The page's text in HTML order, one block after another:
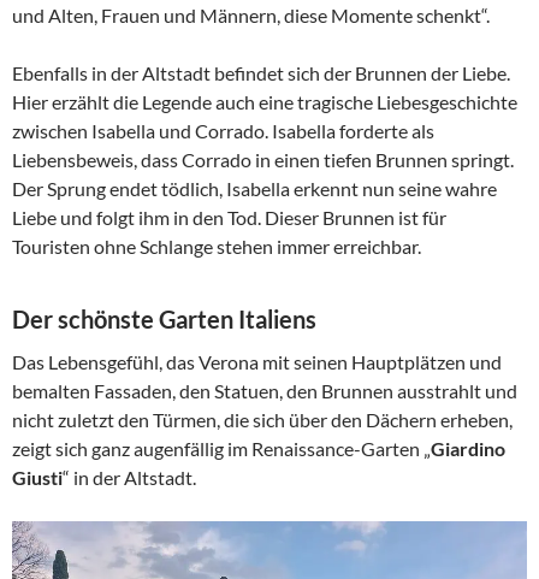
und Alten, Frauen und Männern, diese Momente schenkt“.
Ebenfalls in der Altstadt befindet sich der Brunnen der Liebe.
Hier erzählt die Legende auch eine tragische Liebesgeschichte
zwischen Isabella und Corrado. Isabella forderte als
Liebensbeweis, dass Corrado in einen tiefen Brunnen springt.
Der Sprung endet tödlich, Isabella erkennt nun seine wahre
Liebe und folgt ihm in den Tod. Dieser Brunnen ist für
Touristen ohne Schlange stehen immer erreichbar.
Der schönste Garten Italiens
Das Lebensgefühl, das Verona mit seinen Hauptplätzen und
bemalten Fassaden, den Statuen, den Brunnen ausstrahlt und
nicht zuletzt den Türmen, die sich über den Dächern erheben,
zeigt sich ganz augenfällig im Renaissance-Garten „Giardino
Giusti“ in der Altstadt.